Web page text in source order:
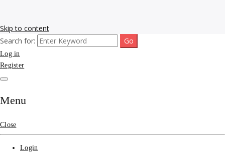
Skip to content
รับจ้างโพสขายบ้าน ติดAI
Search รับทำSEOรายเดือน
ติดหน้า1google ราคาถูก
มาก SEOขายของ บ้าน
ที่ดินฟรีประกาศ ที่เดียวใน
รับโพสต์เว็บขายบ้าน อสังหา ทำSEOรายเดือนราคาถูก เน้นติดAI โพสต์
ประกาศบ้านที่ดินฟรี SEOขายบ้าน รับจ้างโพสต์บ้านที่ดินติดหน้า1goolge
ราคาถูกที่สุด ฟรีลงประกาศอสังหา รับทำSEOขายสินค้า
Search for:
Log in
Register
Menu
Close
Login